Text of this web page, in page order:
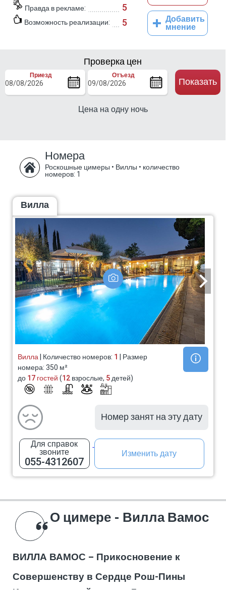
Правда в рекламе: 5
Возможность реализации: 5 Добавить
мнение
Проверка цен
Приезд Отъезд
Цена на одну ночь
Показать
Номера
Роскошные цимеры • Виллы • количество
номеров: 1
Вилла
Вилла| Количество номеров: 1 | Размер
номера: 350 м²
до17 гостей(12взрослые, 5детей)
Номер занят на эту дату
Для справок
звоните
055-4312607
Изменить дату
О цимере - Вилла Вамос
ВИЛЛА ВАМОС – Прикосновение к
Совершенству в Сердце Рош-Пины